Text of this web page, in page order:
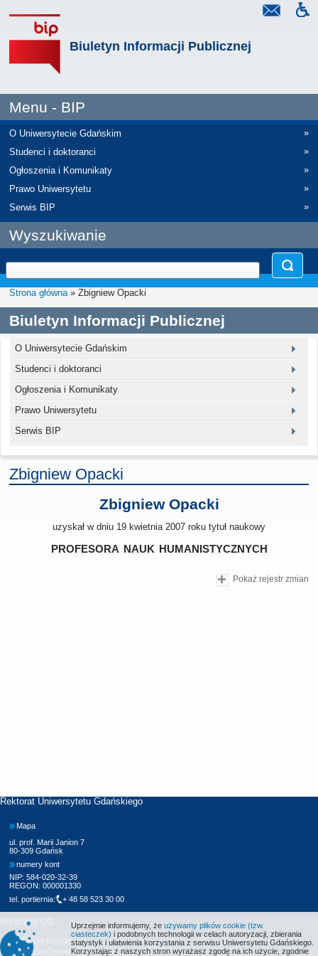
Biuletyn Informacji Publicznej
Menu - BIP
O Uniwersytecie Gdańskim
»
Studenci i doktoranci
»
Ogłoszenia i Komunikaty
»
Prawo Uniwersytetu
»
Serwis BIP
»
Wyszukiwanie
Strona główna» Zbigniew Opacki
Biuletyn Informacji Publicznej
O Uniwersytecie Gdańskim
Studenci i doktoranci
Ogłoszenia i Komunikaty
Prawo Uniwersytetu
Serwis BIP
Zbigniew Opacki
Zbigniew Opacki
uzyskał w dniu 19 kwietnia 2007 roku tytuł naukowy
profesora nauk humanistycznych
Pokaż rejestr zmian
Rektorat Uniwersytetu Gdańskiego
Mapa
ul. prof. Marii Janion 7
80-309 Gdańsk
numery kont
NIP: 584-020-32-39
REGON: 000001330
tel. portiernia:
+ 48 58 523 30 00
Wydziały UG
Wydział Biologii
Wydział Chemii
Uprzejmie informujemy, że używamy plików cookie (tzw.
ciasteczek) i podobnych technologii w celach autoryzacji, zbierania
statystyk i ułatwienia korzystania z serwisu Uniwersytetu Gdańskiego.
Korzystając z naszych stron wyrażasz zgodę na ich użycie, zgodnie